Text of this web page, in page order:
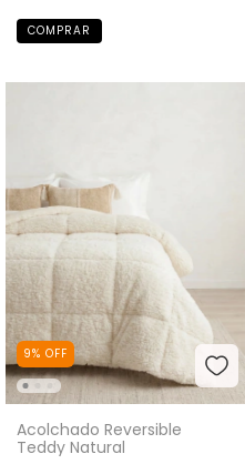
COMPRAR
9% OFF
Acolchado Reversible
Teddy Natural